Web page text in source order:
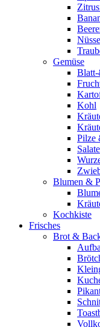
Gemüse
Blatt-
Kohl
Pilze
Salate
Blumen &
Kochkiste
Frisches
Brot &